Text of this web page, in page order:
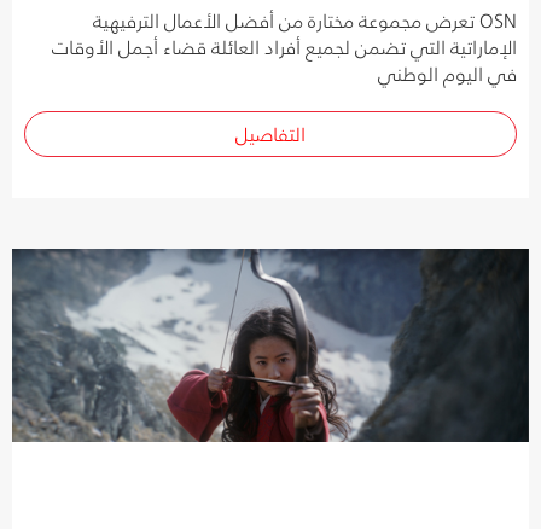
OSN تعرض مجموعة مختارة من أفضل الأعمال الترفيهية
الإماراتية التي تضمن لجميع أفراد العائلة قضاء أجمل الأوقات
في اليوم الوطني
التفاصيل